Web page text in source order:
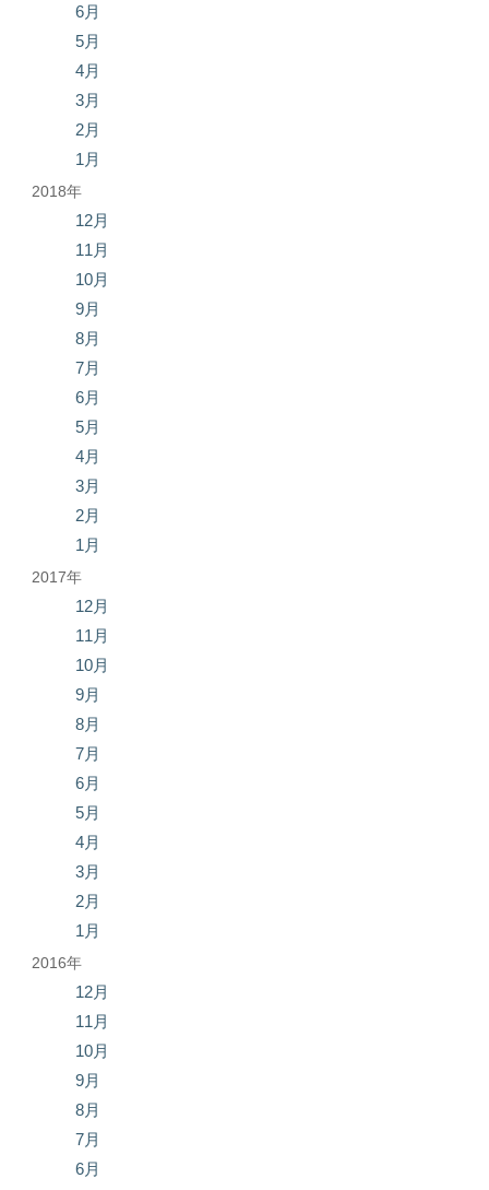
6月
5月
4月
3月
2月
1月
2018年
12月
11月
10月
9月
8月
7月
6月
5月
4月
3月
2月
1月
2017年
12月
11月
10月
9月
8月
7月
6月
5月
4月
3月
2月
1月
2016年
12月
11月
10月
9月
8月
7月
6月